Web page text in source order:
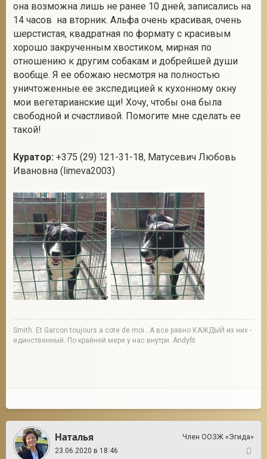
она возможна лишь не ранее 10 дней, записались на
14 часов на вторник. Альфа очень красивая, очень
шерстистая, квадратная по формату с красивым
хорошо закрученным хвостиком, мирная по
отношению к другим собакам и добрейшей души
вообще. Я ее обожаю несмотря на полностью
уничтоженные ее экспедицией к кухонному окну
мои вегетарианские щи! Хочу, чтобы она была
свободной и счастливой. Помогите мне сделать ее
такой!
Куратор: +375 (29) 121-31-18, Матусевич Любовь
Ивановна (limeva2003)
,
Smith. Et Garcon toujours a cote de moi...А все равно КАЖДЫЙ из них -
единственный. По крайней мере у нас внутри. Andyfit
Наталья
Член ООЗЖ «Эгида»
23.06.2020 в 18:46